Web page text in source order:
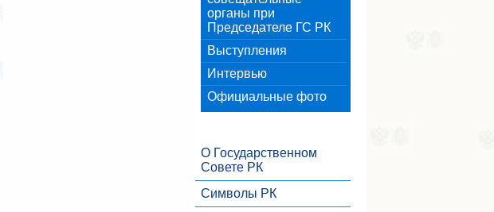
органы при
Председателе ГС РК
Выступления
Интервью
Официальные фото
О Государственном
Совете РК
Символы РК